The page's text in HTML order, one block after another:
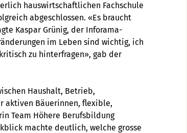
hauswirtschaftlichen Fachschule
abgeschlossen. «Es braucht
Kaspar Grünig, der Inforama-
im Leben sind wichtig, ich
zu hinterfragen», gab der
Haushalt, Betrieb,
aktiven Bäuerinnen, flexible,
Team Höhere Berufsbildung
machte deutlich, welche grosse